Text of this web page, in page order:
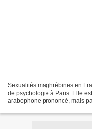
Sexualités maghrébines en
de psychologie à Paris. Elle
arabophone prononcé, mais